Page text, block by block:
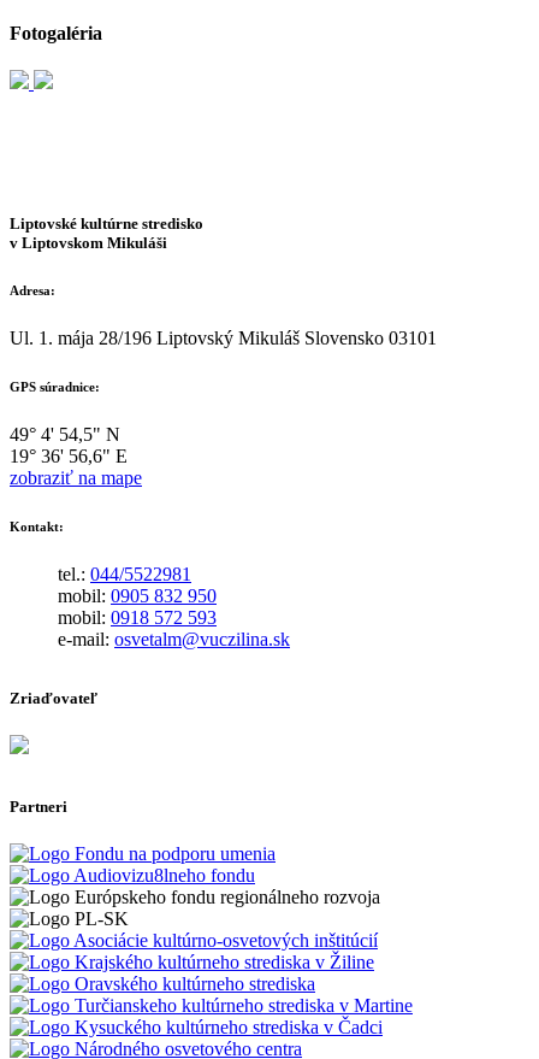
Fotogaléria
Liptovské kultúrne stredisko
v Liptovskom Mikuláši
Adresa:
Ul. 1. mája 28/196 Liptovský Mikuláš Slovensko 03101
GPS súradnice:
49° 4' 54,5" N
19° 36' 56,6" E
zobraziť na mape
Kontakt:
tel.: 044/5522981
mobil: 0905 832 950
mobil: 0918 572 593
e-mail: osvetalm@vuczilina.sk
Zriaďovateľ
Partneri